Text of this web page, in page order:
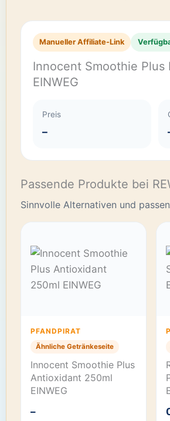
Manueller Affiliate-Link
Innocent Smoothie Plus
EINWEG
Preis
–
Passende Produkte bei
Sinnvolle Alternativen und
PFANDPIRAT
Ähnliche Getränkeseite
Innocent Smoothie Plus
Antioxidant 250ml
EINWEG
–